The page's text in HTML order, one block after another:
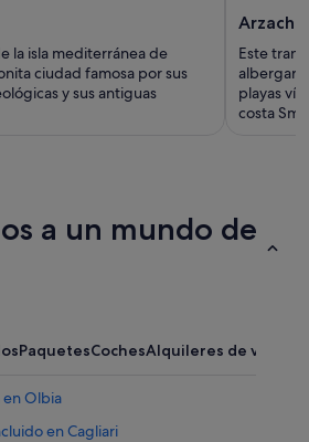
la isla mediterránea de
ciudad famosa por sus
y sus antiguas
Este
albergar
playas
costa
a un mundo de
PaquetesCochesAlquileres de
en Olbia
en Cagliari